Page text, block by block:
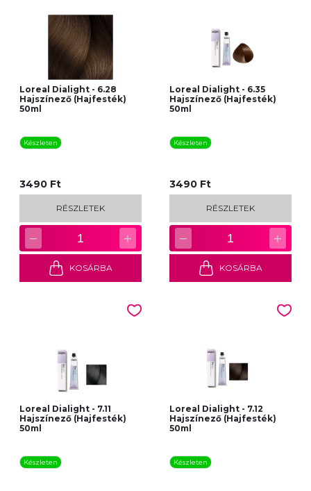
Loreal Dialight - 6.28
Hajszínező (Hajfesték)
50ml
Készleten
3490 Ft
RÉSZLETEK
− 1 +
KOSÁRBA
Loreal Dialight - 6.35
Hajszínező (Hajfesték)
50ml
Készleten
3490 Ft
RÉSZLETEK
− 1 +
KOSÁRBA
Loreal Dialight - 7.11
Hajszínező (Hajfesték)
50ml
Készleten
Loreal Dialight - 7.12
Hajszínező (Hajfesték)
50ml
Készleten